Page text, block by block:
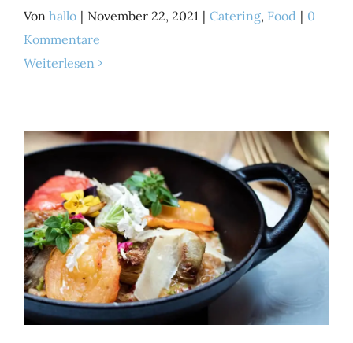
Von hallo | November 22, 2021 | Catering, Food | 0
Kommentare
Weiterlesen